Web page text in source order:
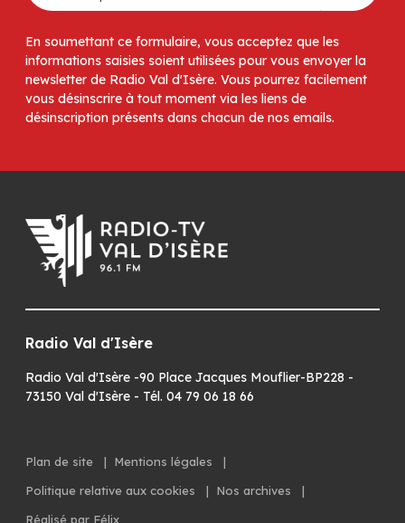
En soumettant ce formulaire, vous acceptez que les
informations saisies soient utilisées pour vous envoyer la
newsletter de Radio Val d'Isère. Vous pourrez facilement
vous désinscrire à tout moment via les liens de
désinscription présents dans chacun de nos emails.
Radio Val d'Isère
Radio Val d'Isère -90 Place Jacques Mouflier-BP228 -
73150 Val d'Isère - Tél. 04 79 06 18 66
Plan de site | Mentions légales
|
Politique relative aux cookies
| Nos archives
|
Réalisé par Félix